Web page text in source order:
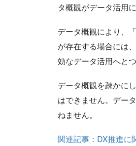
タ概観がデータ活用
データ概観により、
が存在する場合には
効なデータ活用へと
データ概観を疎かに
はできません。デー
ねません。
関連記事：DX推進に